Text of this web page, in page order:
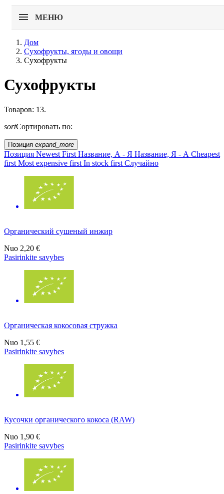
МЕНЮ
Дом
Сухофрукты, ягоды и овощи
Сухофрукты
Сельское хозяйство ЕС?
Цена
Сухофрукты
Товаров: 13.
sortСортировать по:
Позиция expand_more
Позиция Newest First Название, А - Я Название, Я - А Cheapest
first Most expensive first In stock first Случайно
Органический сушеный инжир
Nuo 2,20 €
Pasirinkite savybes
Органическая кокосовая стружка
Nuo 1,55 €
Pasirinkite savybes
Кусочки органического кокоса (RAW)
Nuo 1,90 €
Pasirinkite savybes